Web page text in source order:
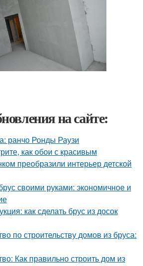
на сайте:
ранчо Ронды Раузи
как обои с красивым
преобразили интерьер детской
своими руками: экономичное и
как сделать брус из досок
по строительству домов из бруса:
Как правильно строить дом из